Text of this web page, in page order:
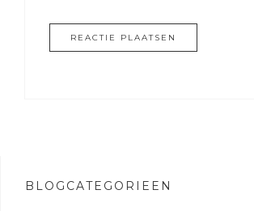
BLOGCATEGORIEËN